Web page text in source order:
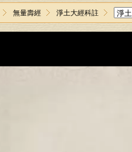
無量壽經 淨土大經科註